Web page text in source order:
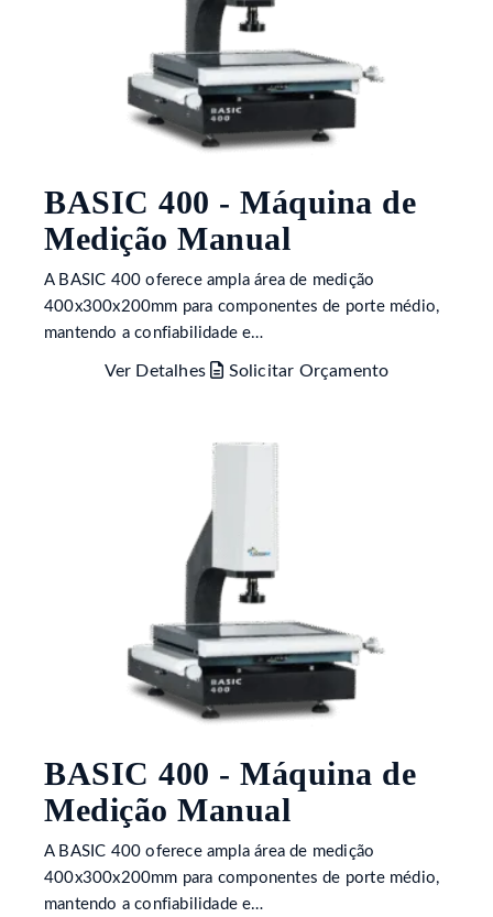
BASIC 400 - Máquina de
Medição Manual
A BASIC 400 oferece ampla área de medição
400x300x200mm para componentes de porte médio,
mantendo a confiabilidade e…
Ver Detalhes Solicitar Orçamento
BASIC 400 - Máquina de
Medição Manual
A BASIC 400 oferece ampla área de medição
400x300x200mm para componentes de porte médio,
mantendo a confiabilidade e…